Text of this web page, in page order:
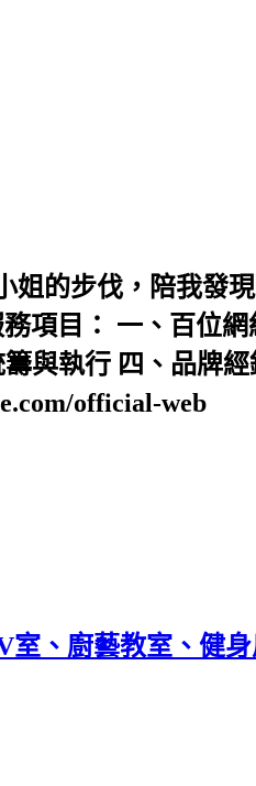
的步伐，陪我發
項目： 一、百位
與執行 四、品牌
official-web
、廚藝教室、健